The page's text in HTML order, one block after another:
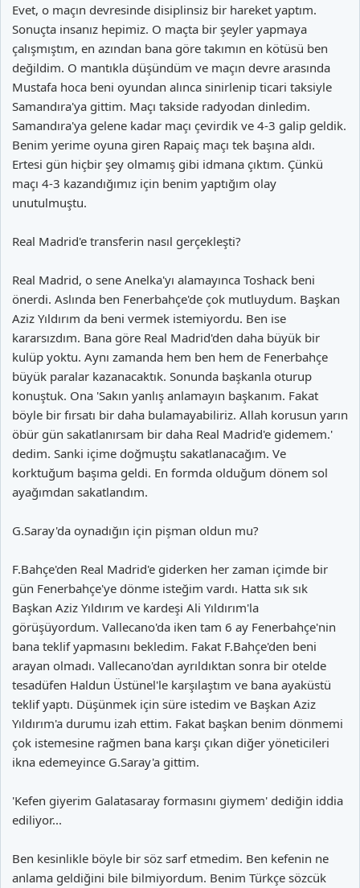
Evet, o maçın devresinde disiplinsiz bir hareket yaptım.
Sonuçta insanız hepimiz. O maçta bir şeyler yapmaya
çalışmıştım, en azından bana göre takımın en kötüsü ben
değildim. O mantıkla düşündüm ve maçın devre arasında
Mustafa hoca beni oyundan alınca sinirlenip ticari taksiyle
Samandıra'ya gittim. Maçı takside radyodan dinledim.
Samandıra'ya gelene kadar maçı çevirdik ve 4-3 galip geldik.
Benim yerime oyuna giren Rapaiç maçı tek başına aldı.
Ertesi gün hiçbir şey olmamış gibi idmana çıktım. Çünkü
maçı 4-3 kazandığımız için benim yaptığım olay
unutulmuştu.
Real Madrid'e transferin nasıl gerçekleşti?
Real Madrid, o sene Anelka'yı alamayınca Toshack beni
önerdi. Aslında ben Fenerbahçe'de çok mutluydum. Başkan
Aziz Yıldırım da beni vermek istemiyordu. Ben ise
kararsızdım. Bana göre Real Madrid'den daha büyük bir
kulüp yoktu. Aynı zamanda hem ben hem de Fenerbahçe
büyük paralar kazanacaktık. Sonunda başkanla oturup
konuştuk. Ona 'Sakın yanlış anlamayın başkanım. Fakat
böyle bir fırsatı bir daha bulamayabiliriz. Allah korusun yarın
öbür gün sakatlanırsam bir daha Real Madrid'e gidemem.'
dedim. Sanki içime doğmuştu sakatlanacağım. Ve
korktuğum başıma geldi. En formda olduğum dönem sol
ayağımdan sakatlandım.
G.Saray'da oynadığın için pişman oldun mu?
F.Bahçe'den Real Madrid'e giderken her zaman içimde bir
gün Fenerbahçe'ye dönme isteğim vardı. Hatta sık sık
Başkan Aziz Yıldırım ve kardeşi Ali Yıldırım'la
görüşüyordum. Vallecano'da iken tam 6 ay Fenerbahçe'nin
bana teklif yapmasını bekledim. Fakat F.Bahçe'den beni
arayan olmadı. Vallecano'dan ayrıldıktan sonra bir otelde
tesadüfen Haldun Üstünel'le karşılaştım ve bana ayaküstü
teklif yaptı. Düşünmek için süre istedim ve Başkan Aziz
Yıldırım'a durumu izah ettim. Fakat başkan benim dönmemi
çok istemesine rağmen bana karşı çıkan diğer yöneticileri
ikna edemeyince G.Saray'a gittim.
'Kefen giyerim Galatasaray formasını giymem' dediğin iddia
ediliyor...
Ben kesinlikle böyle bir söz sarf etmedim. Ben kefenin ne
anlama geldiğini bile bilmiyordum. Benim Türkçe sözcük